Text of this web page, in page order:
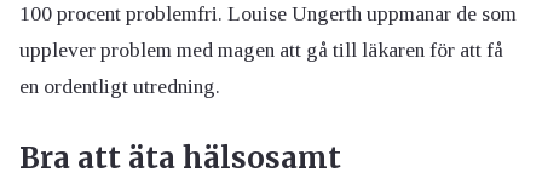
100 procent problemfri. Louise Ungerth uppmanar de som
upplever problem med magen att gå till läkaren för att få
en ordentligt utredning.
Bra att äta hälsosamt